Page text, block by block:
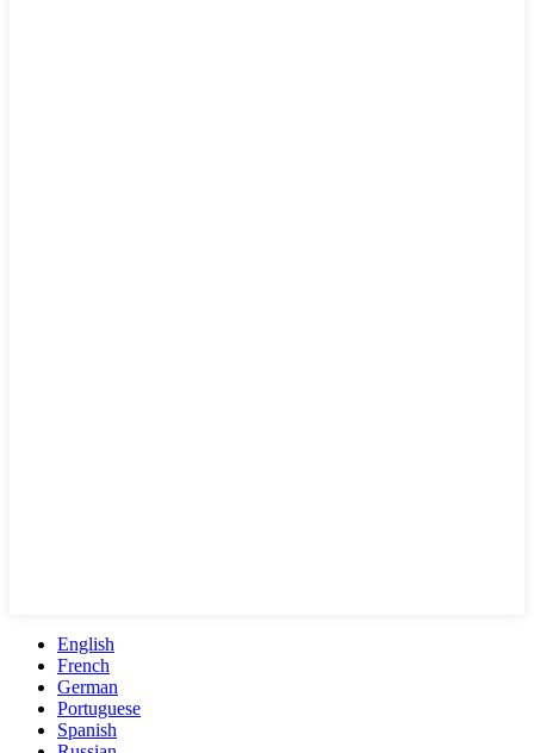
English
French
German
Portuguese
Spanish